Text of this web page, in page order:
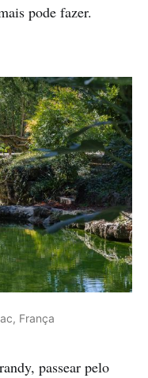
pode fazer.
França
passear pelo